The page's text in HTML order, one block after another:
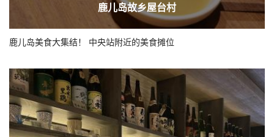
鹿儿岛故乡屋台村
鹿儿岛美食大集结！ 中央站附近的美食摊位